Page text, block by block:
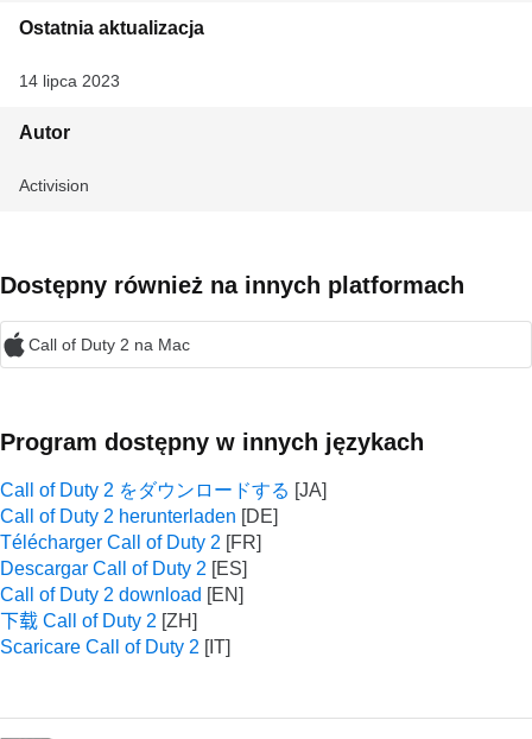
Ostatnia aktualizacja
14 lipca 2023
Autor
Activision
Dostępny również na innych platformach
Call of Duty 2 na Mac
Program dostępny w innych językach
Call of Duty 2 をダウンロードする
Call of Duty 2 herunterladen
Télécharger Call of Duty 2
Descargar Call of Duty 2
Call of Duty 2 download
下载 Call of Duty 2
Scaricare Call of Duty 2